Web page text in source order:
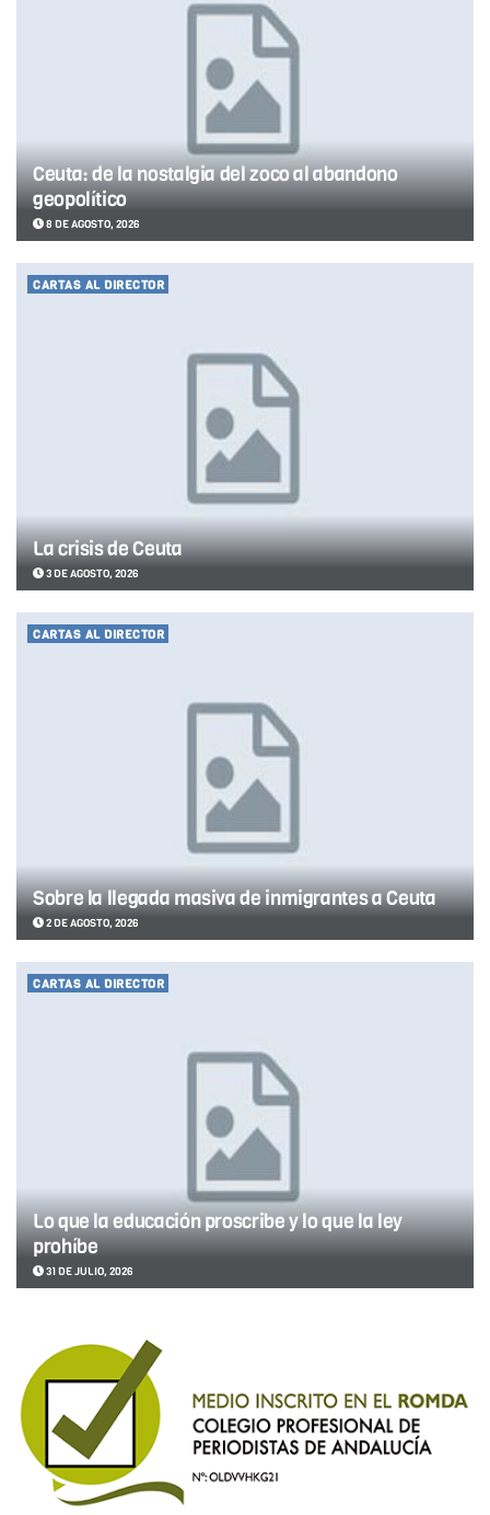
Ceuta: de la nostalgia del zoco al abandono
geopolítico
8 DE AGOSTO, 2026
CARTAS AL DIRECTOR
La crisis de Ceuta
3 DE AGOSTO, 2026
CARTAS AL DIRECTOR
Sobre la llegada masiva de inmigrantes a Ceuta
2 DE AGOSTO, 2026
CARTAS AL DIRECTOR
Lo que la educación proscribe y lo que la ley
prohíbe
31 DE JULIO, 2026